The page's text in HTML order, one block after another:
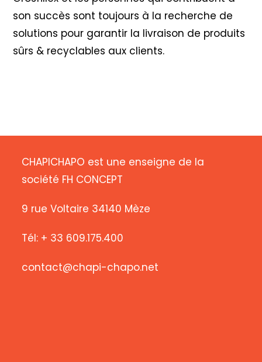
son succès sont toujours à la recherche de
solutions pour garantir la livraison de produits
sûrs & recyclables aux clients.
CHAPICHAPO est une enseigne de la
société FH CONCEPT
9 rue Voltaire 34140 Mèze
Tél: + 33 609.175.400
contact@chapi-chapo.net